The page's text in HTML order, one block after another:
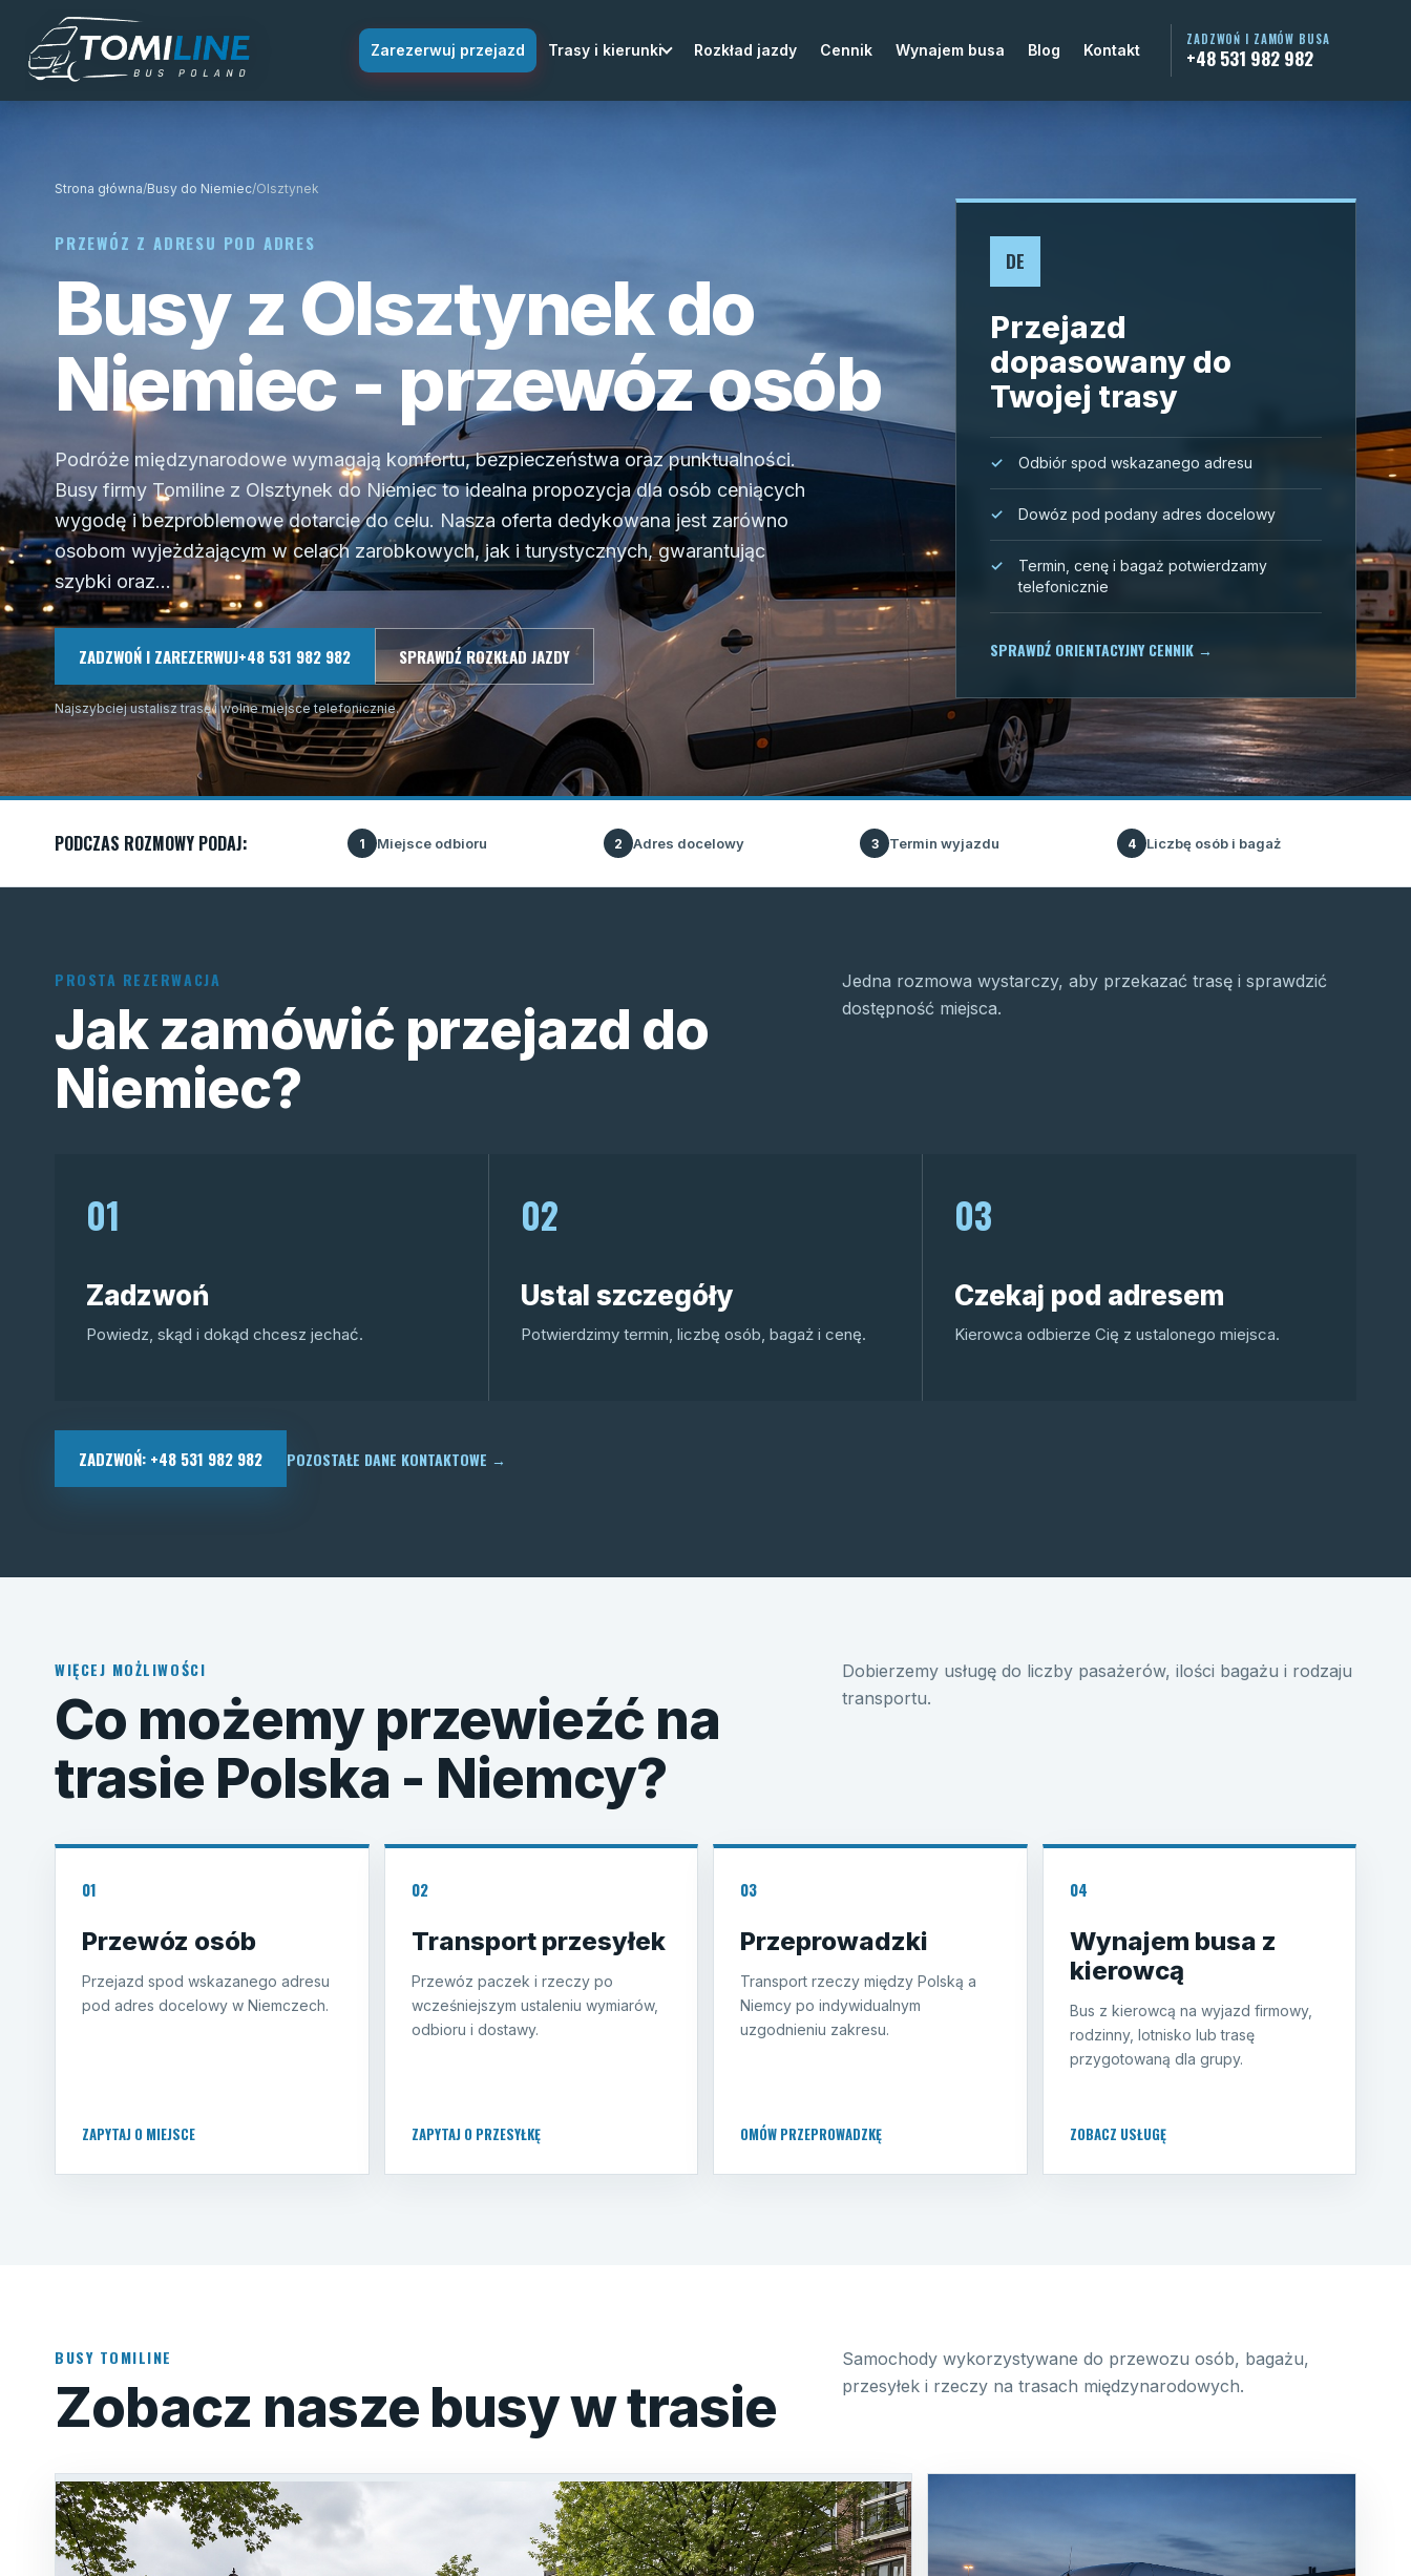
Przejdź do treści
Zarezerwuj przejazd Trasy i kierunki Rozkład jazdy Cennik Wynajem busa Blog Kontakt
ZADZWOŃ I ZAMÓW BUSA
+48 531 982 982
Strona główna/Busy do Niemiec/Olsztynek
PRZEWÓZ Z ADRESU POD ADRES
Busy z Olsztynek do
Niemiec - przewóz osób
Podróże międzynarodowe wymagają komfortu, bezpieczeństwa oraz punktualności.
Busy firmy Tomiline z Olsztynek do Niemiec to idealna propozycja dla osób ceniących
wygodę i bezproblemowe dotarcie do celu. Nasza oferta dedykowana jest zarówno
osobom wyjeżdżającym w celach zarobkowych, jak i turystycznych, gwarantując
szybki oraz...
ZADZWOŃ I ZAREZERWUJ+48 531 982 982 SPRAWDŹ ROZKŁAD JAZDY
Najszybciej ustalisz trasę i wolne miejsce telefonicznie.
DE
Przejazd
dopasowany do
Twojej trasy
Odbiór spod wskazanego adresu
Dowóz pod podany adres docelowy
Termin, cenę i bagaż potwierdzamy
telefonicznie
SPRAWDŹ ORIENTACYJNY CENNIK →
PODCZAS ROZMOWY PODAJ: 1 Miejsce odbioru 2 Adres docelowy 3 Termin wyjazdu 4 Liczbę osób i bagaż
PROSTA REZERWACJA
Jak zamówić przejazd do
Niemiec?
Jedna rozmowa wystarczy, aby przekazać trasę i sprawdzić
dostępność miejsca.
01
Zadzwoń
Powiedz, skąd i dokąd chcesz jechać.
02
Ustal szczegóły
Potwierdzimy termin, liczbę osób, bagaż i cenę.
03
Czekaj pod adresem
Kierowca odbierze Cię z ustalonego miejsca.
ZADZWOŃ: +48 531 982 982 POZOSTAŁE DANE KONTAKTOWE →
WIĘCEJ MOŻLIWOŚCI
Co możemy przewieźć na
trasie Polska - Niemcy?
Dobierzemy usługę do liczby pasażerów, ilości bagażu i rodzaju
transportu.
01
Przewóz osób
Przejazd spod wskazanego adresu
pod adres docelowy w Niemczech.
ZAPYTAJ O MIEJSCE
02
Transport przesyłek
Przewóz paczek i rzeczy po
wcześniejszym ustaleniu wymiarów,
odbioru i dostawy.
ZAPYTAJ O PRZESYŁKĘ
03
Przeprowadzki
Transport rzeczy między Polską a
Niemcy po indywidualnym
uzgodnieniu zakresu.
OMÓW PRZEPROWADZKĘ
04
Wynajem busa z
kierowcą
Bus z kierowcą na wyjazd firmowy,
rodzinny, lotnisko lub trasę
przygotowaną dla grupy.
ZOBACZ USŁUGĘ
BUSY TOMILINE
Zobacz nasze busy w trasie
Samochody wykorzystywane do przewozu osób, bagażu,
przesyłek i rzeczy na trasach międzynarodowych.